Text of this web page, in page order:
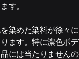
す。
染めた染料が徐々に
ます。特に濃色ボデ
には当たりませんの